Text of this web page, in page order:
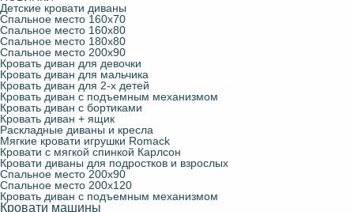
Детские кровати диваны
Спальное место 160х70
Спальное место 160х80
Спальное место 180х80
Спальное место 200х90
Кровать диван для девочки
Кровать диван для мальчика
Кровать диван для 2-х детей
Кровать диван с подъемным механизмом
Кровать диван с бортиками
Кровать диван + ящик
Раскладные диваны и кресла
Мягкие кровати игрушки Romack
Кровати с мягкой спинкой Карлсон
Кровати диваны для подростков и взрослых
Спальное место 200х90
Спальное место 200х120
Кровать диван с подъемным механизмом
Кровати машины